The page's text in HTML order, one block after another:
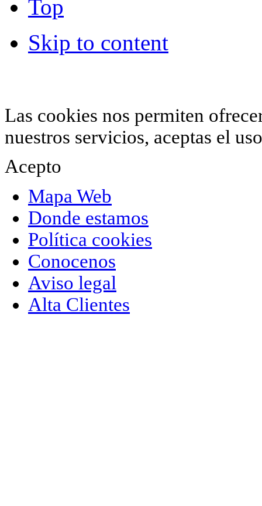
Top
Skip to content
Las cookies nos permiten
nuestros servicios, aceptas el
Acepto
Mapa Web
Donde estamos
Política cookies
Conocenos
Aviso legal
Alta Clientes